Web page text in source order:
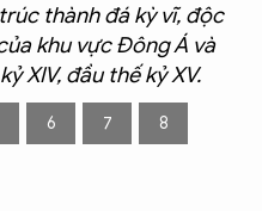
thành đá kỳ vĩ, độc
khu vực Đông Á và
XIV, đầu thế kỷ XV.
6 7 8